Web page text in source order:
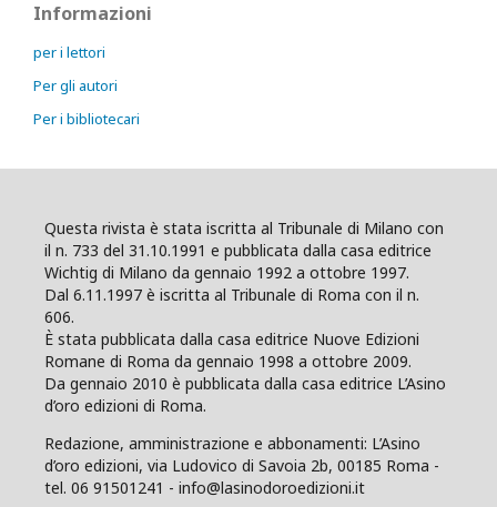
Informazioni
per i lettori
Per gli autori
Per i bibliotecari
Questa rivista è stata iscritta al Tribunale di Milano con
il n. 733 del 31.10.1991 e pubblicata dalla casa editrice
Wichtig di Milano da gennaio 1992 a ottobre 1997.
Dal 6.11.1997 è iscritta al Tribunale di Roma con il n.
606.
È stata pubblicata dalla casa editrice Nuove Edizioni
Romane di Roma da gennaio 1998 a ottobre 2009.
Da gennaio 2010 è pubblicata dalla casa editrice L’Asino
d’oro edizioni di Roma.
Redazione, amministrazione e abbonamenti: L’Asino
d’oro edizioni, via Ludovico di Savoia 2b, 00185 Roma -
tel. 06 91501241 - info@lasinodoroedizioni.it